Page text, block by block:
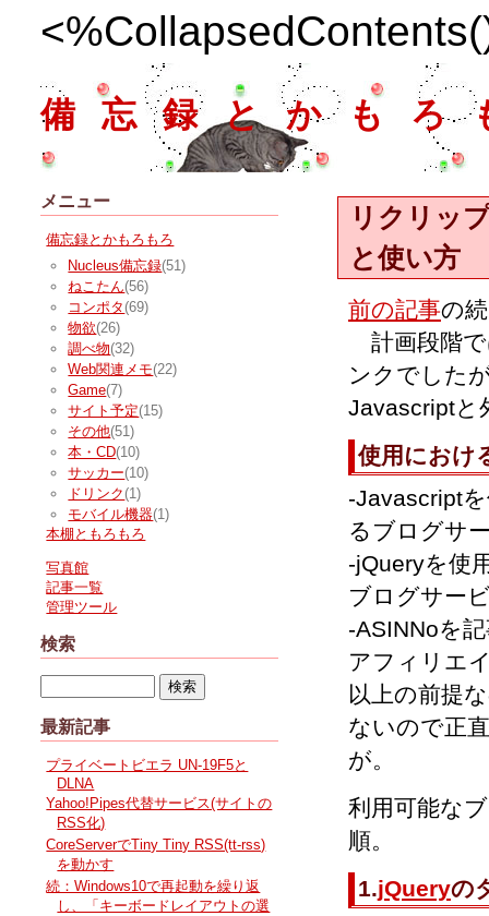
備忘録とかもろ
リクリッ
と使い方
前の記事の
計画段階で
ンクでした
Javascriptと
使用におけ
-Javascript
るブログサ
-jQueryを使
ブログサー
-ASINNoを
アフィリエ
以上の前提
ないので正
が。
利用可能な
順。
1.jQueryの
メニュー
備忘録とかもろもろ
Nucleus備忘録(51)
ねこたん(56)
コンポタ (69)
物欲(26)
調べ物(32)
Web関連メモ(22)
Game(7)
サイト予定(15)
その他(51)
本・CD(10)
サッカー(10)
ドリンク (1)
モバイル機器(1)
本棚ともろもろ
写真館
記事一覧
管理ツール
検索
最新記事
プライベートビエラ UN-19F5と
DLNA
Yahoo!Pipes代替サービス(サイトの
RSS化)
CoreServerでTiny Tiny RSS(tt-rss)
を動かす
続：Windows10で再起動を繰り返
し、「キーボードレイアウトの選